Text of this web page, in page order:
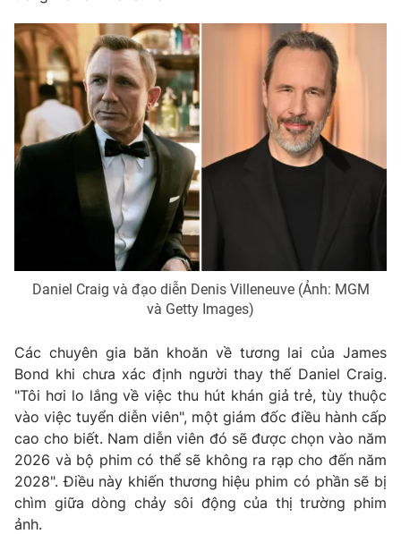
Daniel Craig và đạo diễn Denis Villeneuve (Ảnh: MGM
và Getty Images)
Các chuyên gia băn khoăn về tương lai của James
Bond khi chưa xác định người thay thế Daniel Craig.
"Tôi hơi lo lắng về việc thu hút khán giả trẻ, tùy thuộc
vào việc tuyển diễn viên", một giám đốc điều hành cấp
cao cho biết. Nam diễn viên đó sẽ được chọn vào năm
2026 và bộ phim có thể sẽ không ra rạp cho đến năm
2028". Điều này khiến thương hiệu phim có phần sẽ bị
chìm giữa dòng chảy sôi động của thị trường phim
ảnh.